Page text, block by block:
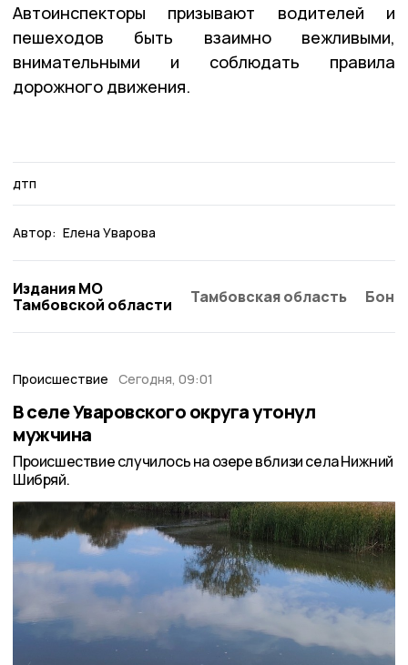
Автоинспекторы призывают водителей и
пешеходов быть взаимно вежливыми,
внимательными и соблюдать правила
дорожного движения.
дтп
Автор: Елена Уварова
Издания МО
Тамбовской области
Тамбовская область
Происшествие Сегодня, 09:01
В селе Уваровского округа утонул
мужчина
Происшествие случилось на озере вблизи села Нижний
Шибряй.